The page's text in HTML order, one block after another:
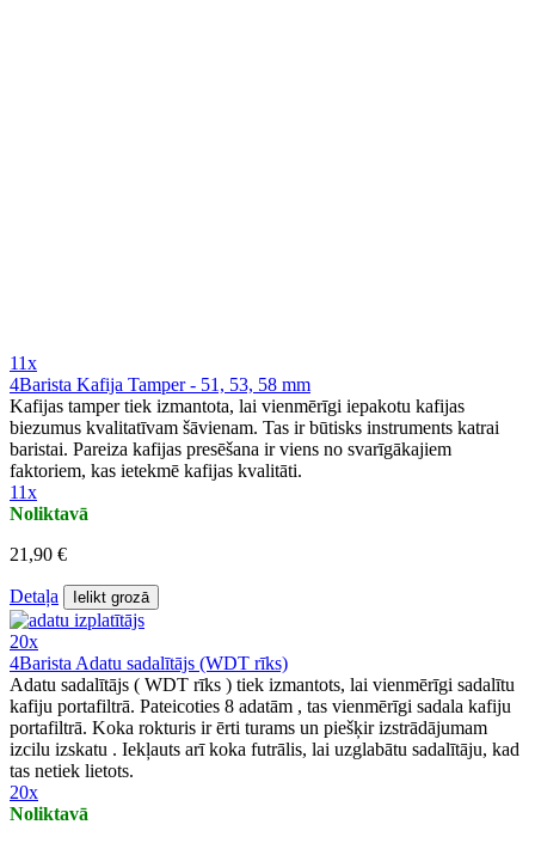
11x
4Barista Kafija Tamper - 51, 53, 58 mm
Kafijas tamper tiek izmantota, lai vienmērīgi iepakotu kafijas
biezumus kvalitatīvam šāvienam. Tas ir būtisks instruments katrai
baristai. Pareiza kafijas presēšana ir viens no svarīgākajiem
faktoriem, kas ietekmē kafijas kvalitāti.
11x
Noliktavā
21,90 €
Detaļa Ielikt grozā
20x
4Barista Adatu sadalītājs (WDT rīks)
Adatu sadalītājs ( WDT rīks ) tiek izmantots, lai vienmērīgi sadalītu
kafiju portafiltrā. Pateicoties 8 adatām , tas vienmērīgi sadala kafiju
portafiltrā. Koka rokturis ir ērti turams un piešķir izstrādājumam
izcilu izskatu . Iekļauts arī koka futrālis, lai uzglabātu sadalītāju, kad
tas netiek lietots.
20x
Noliktavā